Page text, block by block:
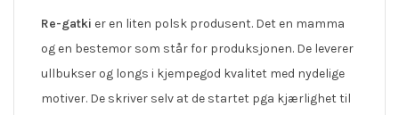
Re-gatki er en liten polsk produsent. Det en mamma
og en bestemor som står for produksjonen. De leverer
ullbukser og longs i kjempegod kvalitet med nydelige
motiver. De skriver selv at de startet pga kjærlighet til